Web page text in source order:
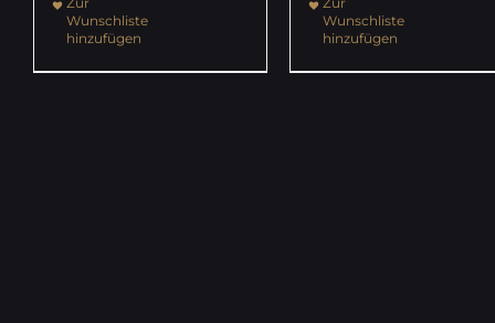
Wunschliste
hinzufügen
Wunschliste
hinzufügen